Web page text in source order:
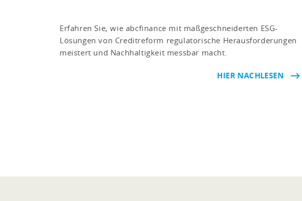
Erfahren Sie, wie abcfinance mit maßgeschneiderten ESG-
Lösungen von Creditreform regulatorische Herausforderungen
meistert und Nachhaltigkeit messbar macht.
HIER NACHLESEN